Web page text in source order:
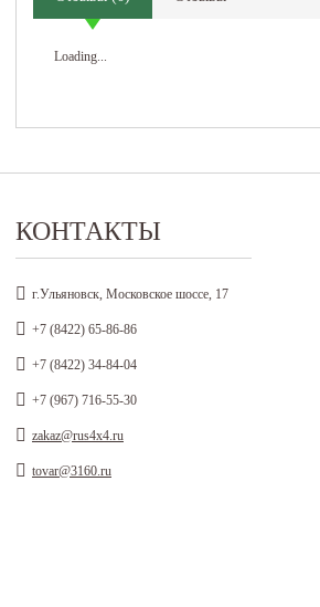
Loading...
КОНТАКТЫ
г.Ульяновск, Московское шоссе, 17
+7 (8422) 65-86-86
+7 (8422) 34-84-04
+7 (967) 716-55-30
zakaz@rus4x4.ru
tovar@3160.ru